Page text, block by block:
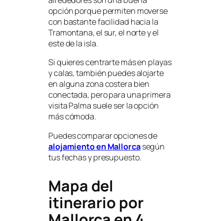
opción porque permiten moverse
con bastante facilidad hacia la
Tramontana, el sur, el norte y el
este de la isla.
Si quieres centrarte más en playas
y calas, también puedes alojarte
en alguna zona costera bien
conectada, pero para una primera
visita Palma suele ser la opción
más cómoda.
Puedes comparar opciones de
alojamiento en Mallorcasegún
tus fechas y presupuesto.
Mapa del
itinerario por